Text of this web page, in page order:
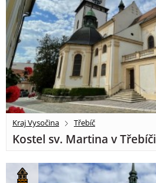
Kraj Vysočina Třebíč
Kostel sv. Martina v Třebíči